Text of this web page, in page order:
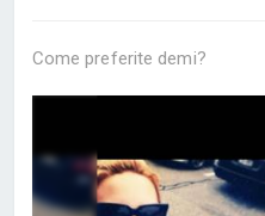
Come preferite demi?